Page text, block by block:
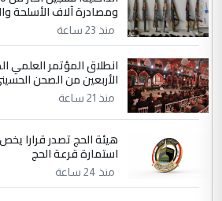
ومصادرة آلاف الأسلحة
منذ 23 ساعة
انطلاق المؤتمر العلمي
الأربعين من الصحن
منذ 21 ساعة
هيئة الحج تصدر قرارا
استمارة قرعة الحج
منذ 24 ساعة